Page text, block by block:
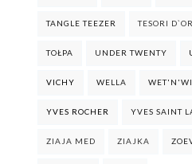
TANGLE TEEZER TESORI
TOŁPA UNDER TWENTY
VICHY WELLA
YVES ROCHER YVES SAINT
ZIAJA MED ZIAJKA